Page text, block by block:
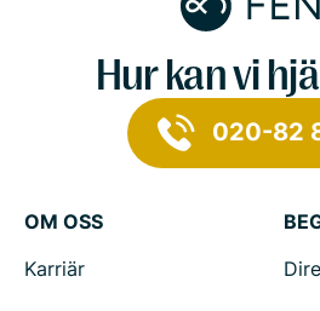
Hur kan vi
020-82
OM OSS
Karriär